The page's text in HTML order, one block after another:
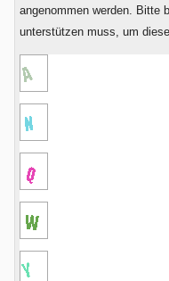
angenommen werden. Bitte
unterstützen muss, um